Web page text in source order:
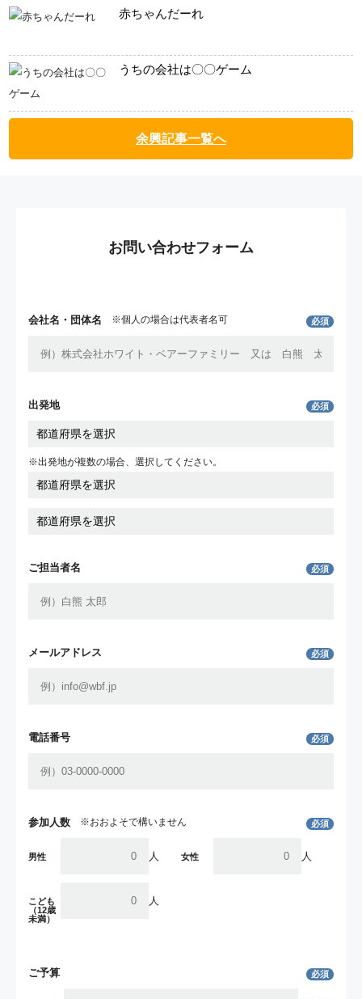
赤ちゃんだーれ
うちの会社は〇〇ゲーム
余興記事一覧へ
お問い合わせフォーム
会社名・団体名 ※個人の場合は代表者名可 必須
出発地 必須
※出発地が複数の場合、選択してください。
ご担当者名 必須
メールアドレス 必須
電話番号 必須
参加人数 ※おおよそで構いません 必須
男性 人 女性 人
こども
（12歳
未満）
人
ご予算 必須